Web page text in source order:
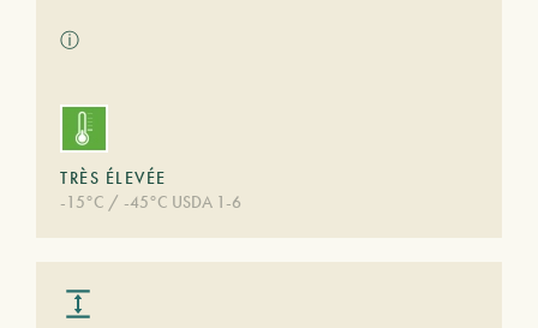
ⓘ
TRÈS ÉLEVÉE
-15°C / -45°C USDA 1-6